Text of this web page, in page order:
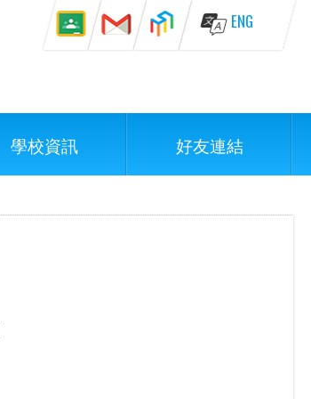
ENG
學校資訊 好友連結